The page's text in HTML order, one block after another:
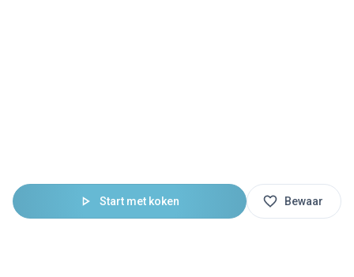
Start met koken Bewaar